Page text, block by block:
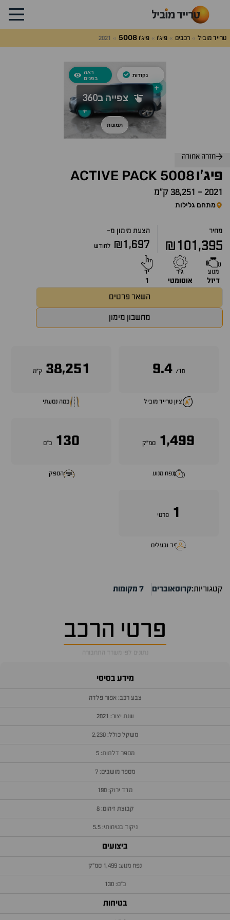
טרייד מוביל רכבים פיג'ו פיג'ו5008
2021
חזרה אחורה
פיג'ו5008
ACTIVE PACK
2021
- 38,251 ק״מ
מתחם גלילות
מחיר
₪101,395
הצעת מימון מ-
₪1,697 לחודש
מנוע
דיזל
גיר
אוטומטי
יד
1
השאר פרטים
מחשבון מימון
10/
9.4
ציון טרייד מוביל
38,251 ק״מ
כמה נסעתי
1,499 סמ״ק
נפח מנוע
130 כ״ס
הספק
1 פרטי
יד ובעלים
קטגוריות:קרוסאוברים 7 מקומות
פרטי הרכב
נתונים לפי משרד התחבורה
מידע בסיסי
צבע רכב: אפור פלדה
שנת יצור: 2021
משקל כולל: 2,230
מספר דלתות: 5
מספר מושבים: 7
מדד ירוק: 190
קבוצת זיהום: 8
ניקוד בטיחותי: 5.5
ביצועים
נפח מנוע: 1,499 סמ״ק
כ״ס: 130
בטיחות